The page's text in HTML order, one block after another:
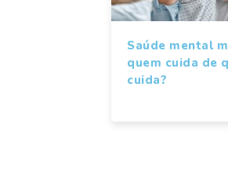
Saúde mental
quem cuida de
cuida?